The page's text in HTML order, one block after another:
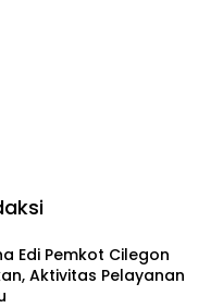
Edi Pemkot Cilegon
Aktivitas Pelayanan